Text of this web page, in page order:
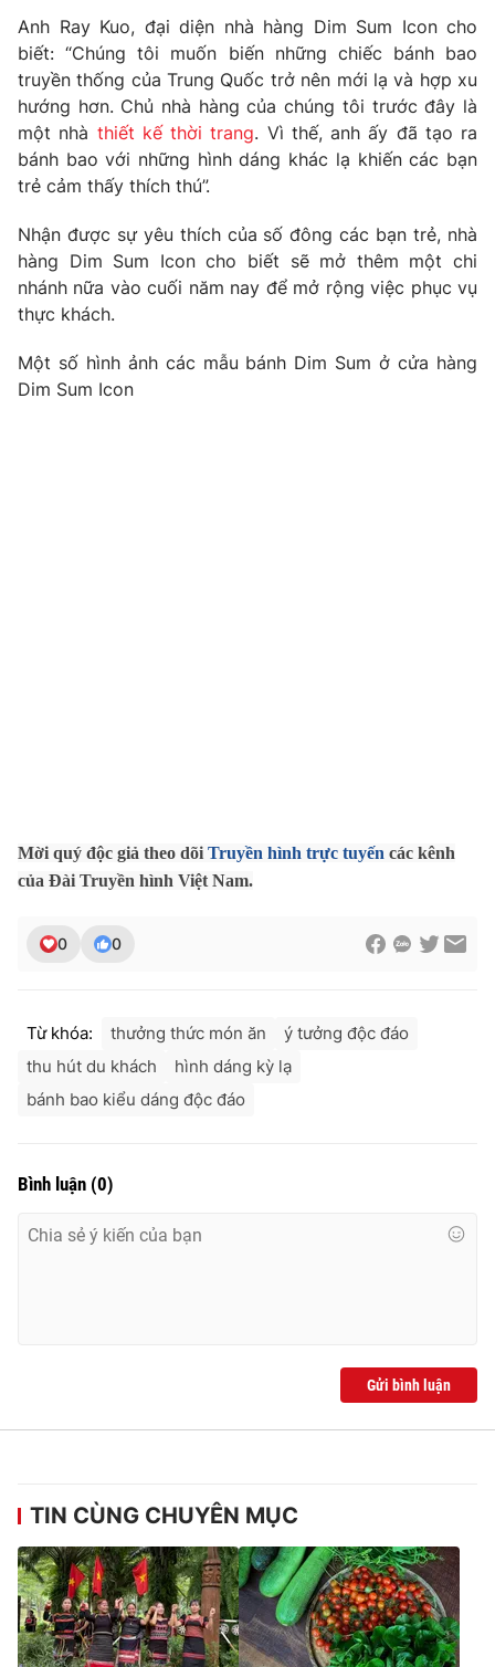
Góc doanh nghiệp
Truyền hình
Phim VTV
Hậu trường
Nhân vật
Giải sao mai
Giải trí
Điện ảnh
Âm nhạc
Sao
Đời sống
Du lịch
Làm đẹp
Chất lượng cuộc sống
Tuyển sinh
Học trực tuyến
Công nghệ
Hitech Công nghệ tương lai
Sản phẩm
Thị trường 24h Tấm lòng Việt
Liên hệ tòa soạn English
Giấy phép hoạt động báo in và báo điện tử số 483/GP-BTTTT
Nguyễn Trọng Ninh
024.38 355 931 - 024.38 355 932
Ðiện thoại Thời báo VTV:024.66 897 897
Email:toasoan@vtv.vn
Liên hệ quảng cáo:024-7300.7108
Anh Ray Kuo, đại diện nhà hàng Dim Sum Icon cho
biết: “Chúng tôi muốn biến những chiếc bánh bao
truyền thống của Trung Quốc trở nên mới lạ và hợp xu
hướng hơn. Chủ nhà hàng của chúng tôi trước đây là
một nhà thiết kế thời trang. Vì thế, anh ấy đã tạo ra
bánh bao với những hình dáng khác lạ khiến các bạn
trẻ cảm thấy thích thú”.
Nhận được sự yêu thích của số đông các bạn trẻ, nhà
hàng Dim Sum Icon cho biết sẽ mở thêm một chi
nhánh nữa vào cuối năm nay để mở rộng việc phục vụ
thực khách.
Một số hình ảnh các mẫu bánh Dim Sum ở cửa hàng
Dim Sum Icon
Mời quý độc giả theo dõi Truyền hình trực tuyến các kênh
của Đài Truyền hình Việt Nam.
0 0
Từ khóa: thưởng thức món ăn
ý tưởng độc đáo
thu hút du khách
hình dáng kỳ lạ
bánh bao kiểu dáng độc đáo
Bình luận (0)
Gửi bình luận
TIN CÙNG CHUYÊN MỤC